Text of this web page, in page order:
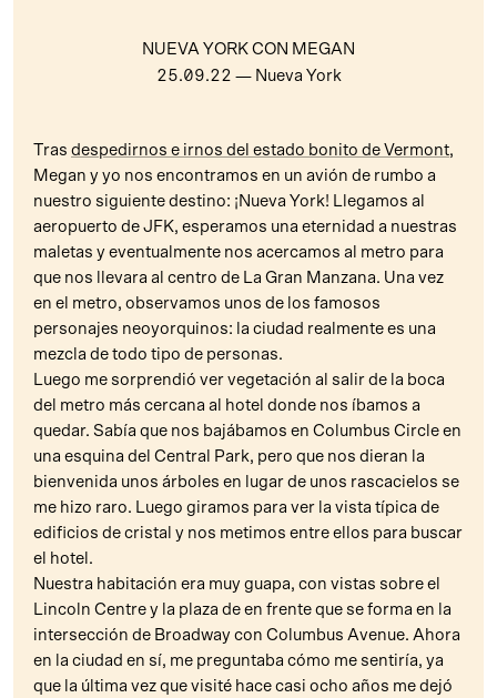
NUEVA YORK CON MEGAN
25.09.22 — Nueva York
Tras despedirnos e irnos del estado bonito de Vermont,
Megan y yo nos encontramos en un avión de rumbo a
nuestro siguiente destino: ¡Nueva York! Llegamos al
aeropuerto de JFK, esperamos una eternidad a nuestras
maletas y eventualmente nos acercamos al metro para
que nos llevara al centro de La Gran Manzana. Una vez
en el metro, observamos unos de los famosos
personajes neoyorquinos: la ciudad realmente es una
mezcla de todo tipo de personas.
Luego me sorprendió ver vegetación al salir de la boca
del metro más cercana al hotel donde nos íbamos a
quedar. Sabía que nos bajábamos en Columbus Circle en
una esquina del Central Park, pero que nos dieran la
bienvenida unos árboles en lugar de unos rascacielos se
me hizo raro. Luego giramos para ver la vista típica de
edificios de cristal y nos metimos entre ellos para buscar
el hotel.
Nuestra habitación era muy guapa, con vistas sobre el
Lincoln Centre y la plaza de en frente que se forma en la
intersección de Broadway con Columbus Avenue. Ahora
en la ciudad en sí, me preguntaba cómo me sentiría, ya
que la última vez que visité hace casi ocho años me dejó